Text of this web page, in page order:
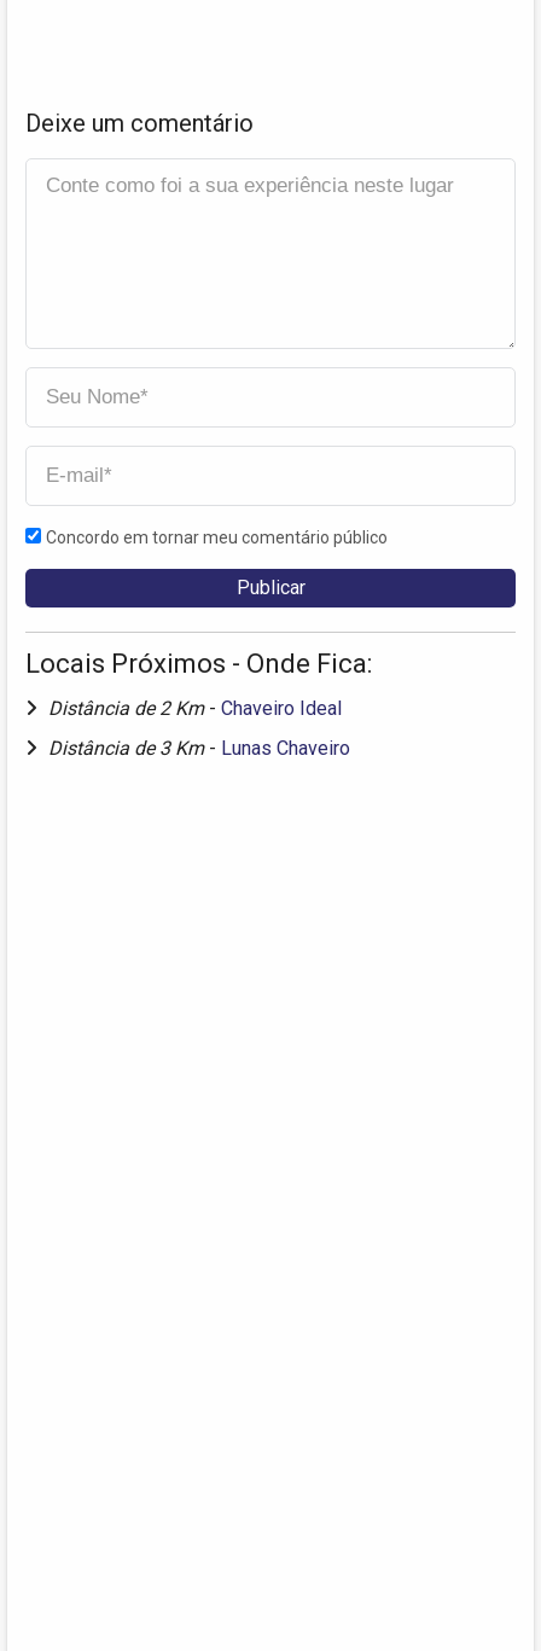
Deixe um comentário
Concordo em tornar meu comentário público
Locais Próximos - Onde Fica:
Distância de 2 Km - Chaveiro Ideal
Distância de 3 Km - Lunas Chaveiro